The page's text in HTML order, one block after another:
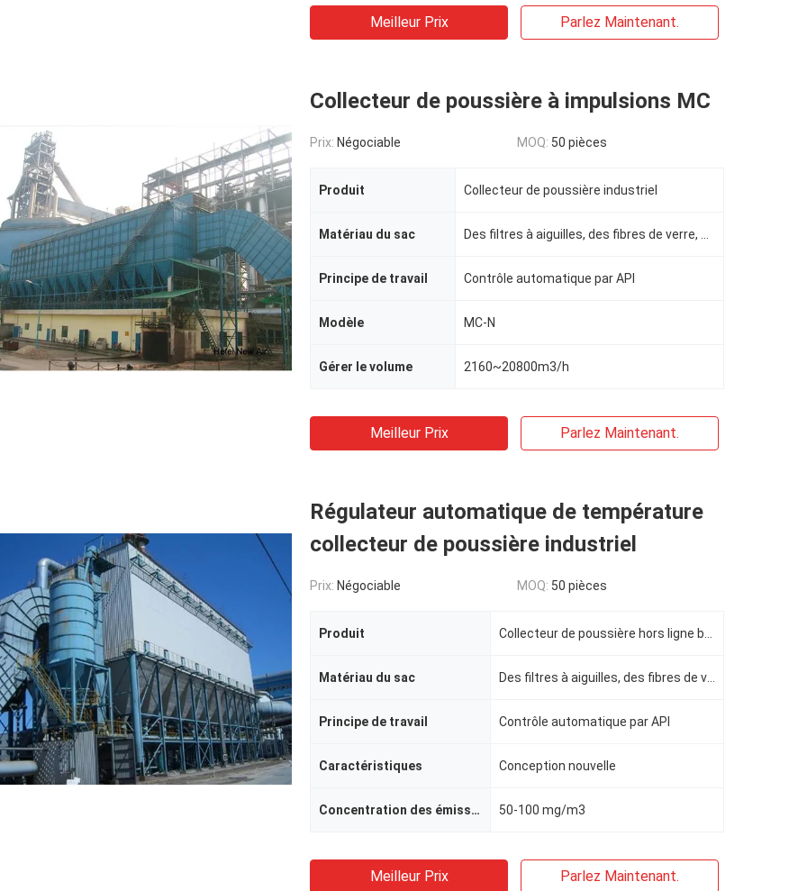
Meilleur Prix Parlez Maintenant.
Collecteur de poussière à impulsions MC
Prix: Négociable MOQ: 50 pièces
Produit Collecteur de poussière industriel
Matériau du sac
Principe de travail Contrôle automatique par API
Modèle MC-N
Gérer le volume 2160~20800m3/h
Meilleur Prix Parlez Maintenant.
Régulateur automatique de température
collecteur de poussière industriel
Prix: Négociable MOQ: 50 pièces
Produit
Matériau du sac
Principe de travail Contrôle automatique par API
Caractéristiques Conception nouvelle
Concentration des émissions 50-100 mg/m3
Meilleur Prix Parlez Maintenant.